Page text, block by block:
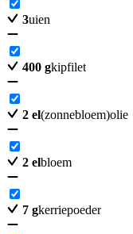
3uien
400 gkipfilet
2 el(zonnebloem)olie
2 elbloem
7 gkerriepoeder